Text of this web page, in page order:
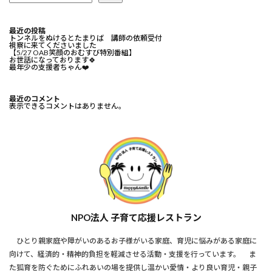
最近の投稿
トンネルをぬけるとたまりば 講師の依頼受付
視察に来てくださいました
【5/27 OAB笑顔のおむすび特別番組】
お世話になっております🍀⁡
最年少の支援者ちゃん❤️⁡
最近のコメント
表示できるコメントはありません。
NPO法人 子育て応援レストラン
ひとり親家庭や障がいのあるお子様がいる家庭、育児に悩みがある家庭に
向けて、経済的・精神的負担を軽減させる活動・支援を行っています。 ま
た狐育を防ぐためにふれあいの場を提供し温かい愛情・より良い育児・親子